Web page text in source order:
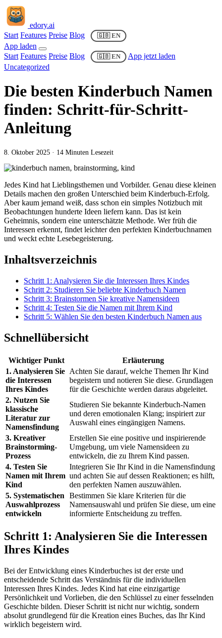
edory.ai
Start Features Preise Blog 🇬🇧 EN
App laden
Start Features Preise Blog 🇬🇧 EN
App jetzt laden
Uncategorized
Die besten Kinderbuch Namen
finden: Schritt-für-Schritt-
Anleitung
8. Oktober 2025 · 14 Minuten Lesezeit
Jedes Kind hat Lieblingsthemen und Vorbilder. Genau diese kleinen
Details machen den großen Unterschied beim Kinderbuch-Erfolg.
Aber kaum jemand weiß, dass schon ein simples Notizbuch mit
Beobachtungen hunderte Ideen liefern kann. Das ist kein
Geheimnis, sondern eine unterschätzte Methode. Wer früh die
Interessen erkennt, findet leichter den perfekten Kinderbuchnamen
und weckt echte Lesebegeisterung.
Inhaltsverzeichnis
Schritt 1: Analysieren Sie die Interessen Ihres Kindes
Schritt 2: Studieren Sie beliebte Kinderbuch Namen
Schritt 3: Brainstormen Sie kreative Namensideen
Schritt 4: Testen Sie die Namen mit Ihrem Kind
Schritt 5: Wählen Sie den besten Kinderbuch Namen aus
Schnellübersicht
Wichtiger Punkt
Erläuterung
1. Analysieren Sie
die Interessen
Ihres Kindes
Achten Sie darauf, welche Themen Ihr Kind
begeistern und notieren Sie diese. Grundlagen
für die Geschichte werden daraus abgeleitet.
2. Nutzen Sie
klassische
Literatur zur
Namensfindung
Studieren Sie bekannte Kinderbuch-Namen
und deren emotionalen Klang; inspiriert zur
Auswahl eines eingängigen Namens.
3. Kreativer
Brainstorming-
Prozess
Erstellen Sie eine positive und inspirierende
Umgebung, um viele Namensideen zu
entwickeln, die zu Ihrem Kind passen.
4. Testen Sie
Namen mit Ihrem
Kind
Integrieren Sie Ihr Kind in die Namensfindung
und achten Sie auf dessen Reaktionen; es hilft,
den perfekten Namen auszuwählen.
5. Systematischen
Auswahlprozess
entwickeln
Bestimmen Sie klare Kriterien für die
Namensauswahl und prüfen Sie diese, um eine
informierte Entscheidung zu treffen.
Schritt 1: Analysieren Sie die Interessen
Ihres Kindes
Bei der Entwicklung eines Kinderbuches ist der erste und
entscheidende Schritt das Verständnis für die individuellen
Interessen Ihres Kindes. Jedes Kind hat eine einzigartige
Persönlichkeit und Vorlieben, die den Schlüssel zu einer fesselnden
Geschichte bilden. Dieser Schritt ist nicht nur wichtig, sondern
absolut grundlegend für die Kreation eines Buches, das Ihr Kind
wirklich begeistern wird.